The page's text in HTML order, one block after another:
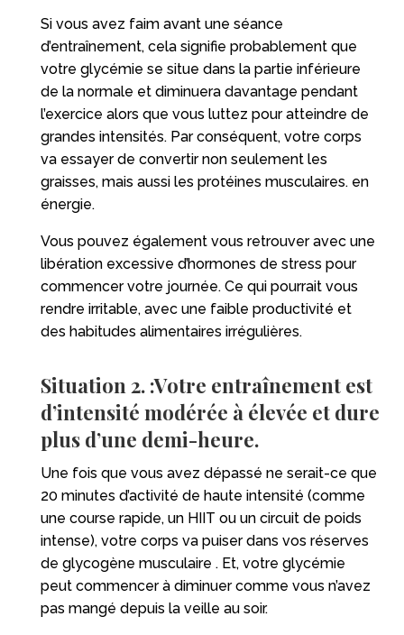
Si vous avez faim avant une séance
d’entraînement, cela signifie probablement que
votre glycémie se situe dans la partie inférieure
de la normale et diminuera davantage pendant
l’exercice alors que vous luttez pour atteindre de
grandes intensités. Par conséquent, votre corps
va essayer de convertir non seulement les
graisses, mais aussi les protéines musculaires. en
énergie.
Vous pouvez également vous retrouver avec une
libération excessive d’hormones de stress pour
commencer votre journée. Ce qui pourrait vous
rendre irritable, avec une faible productivité et
des habitudes alimentaires irrégulières.
Situation 2. :Votre entraînement est
d’intensité modérée à élevée et dure
plus d’une demi-heure.
Une fois que vous avez dépassé ne serait-ce que
20 minutes d’activité de haute intensité (comme
une course rapide, un HIIT ou un circuit de poids
intense), votre corps va puiser dans vos réserves
de glycogène musculaire . Et, votre glycémie
peut commencer à diminuer comme vous n’avez
pas mangé depuis la veille au soir.